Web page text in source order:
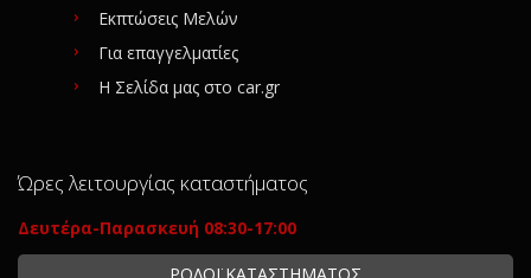
Εκπτώσεις Μελών
Για επαγγελματίες
Η Σελίδα μας στο car.gr
Ώρες λειτουργίας καταστήματος
Δευτέρα-Παρασκευή 08:30-17:00
ΡΟΛΟΪ ΚΑΤΑΣΤΗΜΑΤΟΣ